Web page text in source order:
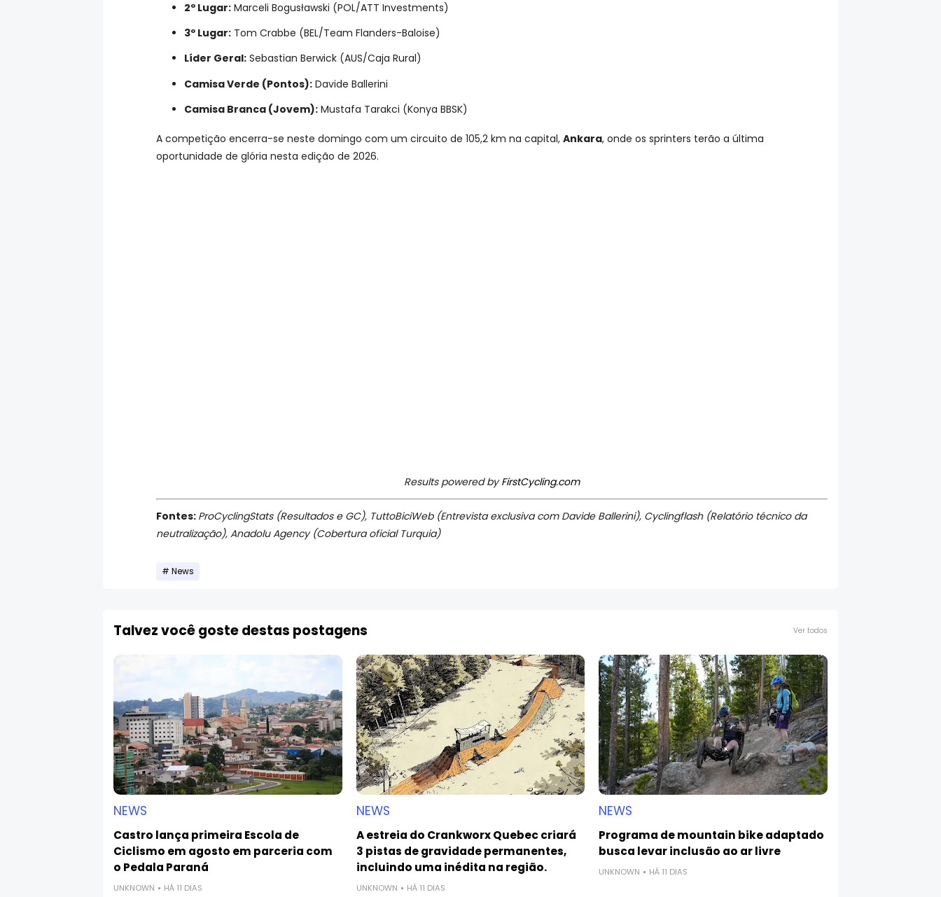
2º Lugar: Marceli Bogusławski (POL/ATT Investments)
3º Lugar: Tom Crabbe (BEL/Team Flanders-Baloise)
Líder Geral: Sebastian Berwick (AUS/Caja Rural)
Camisa Verde (Pontos): Davide Ballerini
Camisa Branca (Jovem): Mustafa Tarakci (Konya BBSK)
A competição encerra-se neste domingo com um circuito de 105,2 km na capital, Ankara, onde os sprinters terão a última
oportunidade de glória nesta edição de 2026.
Results powered byFirstCycling.com
Fontes: ProCyclingStats (Resultados e GC), TuttoBiciWeb (Entrevista exclusiva com Davide Ballerini), Cyclingflash (Relatório técnico da
neutralização), Anadolu Agency (Cobertura oficial Turquia)
News
Talvez você goste destas postagens Ver todos
NEWS
Castro lança primeira Escola de
Ciclismo em agosto em parceria com
o Pedala Paraná
UNKNOWN HÁ 11 DIAS
NEWS
A estreia do Crankworx Quebec criará
3 pistas de gravidade permanentes,
incluindo uma inédita na região.
UNKNOWN HÁ 11 DIAS
NEWS
Programa de mountain bike adaptado
busca levar inclusão ao ar livre
UNKNOWN HÁ 11 DIAS